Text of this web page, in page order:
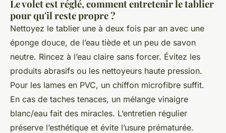
Le volet est réglé, comment entretenir le tablier
pour qu'il reste propre ?
Nettoyez le tablier une à deux fois par an avec une
éponge douce, de l’eau tiède et un peu de savon
neutre. Rincez à l’eau claire sans forcer. Évitez les
produits abrasifs ou les nettoyeurs haute pression.
Pour les lames en PVC, un chiffon microfibre suffit.
En cas de taches tenaces, un mélange vinaigre
blanc/eau fait des miracles. L’entretien régulier
préserve l’esthétique et évite l’usure prématurée.